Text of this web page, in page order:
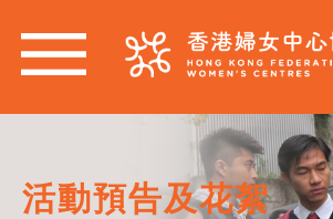
活動預告及花絮